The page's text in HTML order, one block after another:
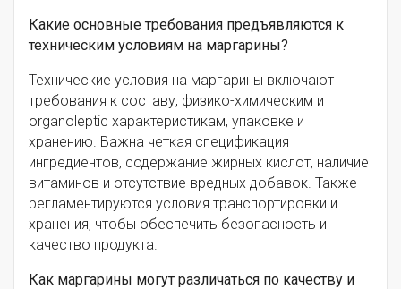
Какие основные требования предъявляются к
техническим условиям на маргарины?
Технические условия на маргарины включают
требования к составу, физико-химическим и
organoleptic характеристикам, упаковке и
хранению. Важна четкая спецификация
ингредиентов, содержание жирных кислот, наличие
витаминов и отсутствие вредных добавок. Также
регламентируются условия транспортировки и
хранения, чтобы обеспечить безопасность и
качество продукта.
Как маргарины могут различаться по качеству и